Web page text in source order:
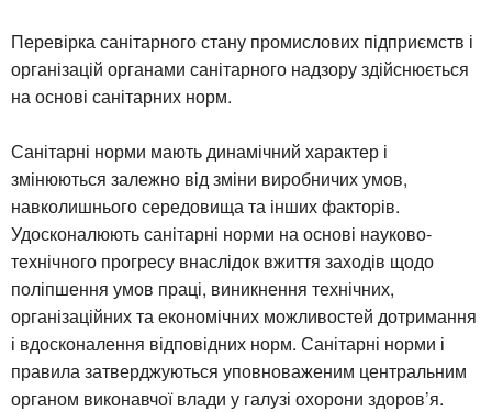
Перевірка санітарного стану промислових підприємств і
організацій органами санітарного надзору здійснюється
на основі санітарних норм.
Санітарні норми мають динамічний характер і
змінюються залежно від зміни виробничих умов,
навколишнього середовища та інших факторів.
Удосконалюють санітарні норми на основі науково-
технічного прогресу внаслідок вжиття заходів щодо
поліпшення умов праці, виникнення технічних,
організаційних та економічних можливостей дотримання
і вдосконалення відповідних норм. Санітарні норми і
правила затверджуються уповноваженим центральним
органом виконавчої влади у галузі охорони здоров’я.